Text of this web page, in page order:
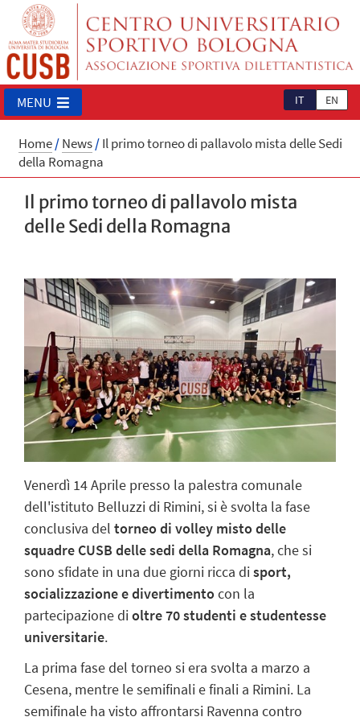
IT EN
MENU
Home/News/Il primo torneo di pallavolo mista delle Sedi
della Romagna
Il primo torneo di pallavolo mista
delle Sedi della Romagna
Venerdì 14 Aprile presso la palestra comunale
dell'istituto Belluzzi di Rimini, si è svolta la fase
conclusiva del torneo di volley misto delle
squadre CUSB delle sedi della Romagna, che si
sono sfidate in una due giorni ricca disport,
socializzazione e divertimentocon la
partecipazione dioltre 70 studenti e studentesse
universitarie.
La prima fase del torneo si era svolta a marzo a
Cesena, mentre le semifinali e finali a Rimini. La
semifinale ha visto affrontarsi Ravenna contro